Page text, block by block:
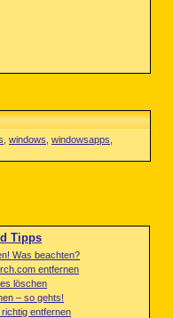
windows windowsapps
Tipps
Was beachten?
entfernen
löschen
– so gehts!
entfernen